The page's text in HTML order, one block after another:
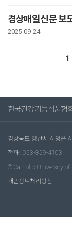
경상매일신문 보
2025-09-24
1
한국건강기능식품협회
경상북도 경산시 하양읍
전화 : 053-859-4103
© Catholic University of
개인정보처리방침